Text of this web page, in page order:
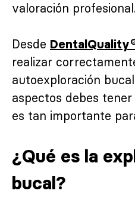
valoración
Desde
realizar
autoexploración
aspectos debes
es tan importante
¿Qué es la
bucal?